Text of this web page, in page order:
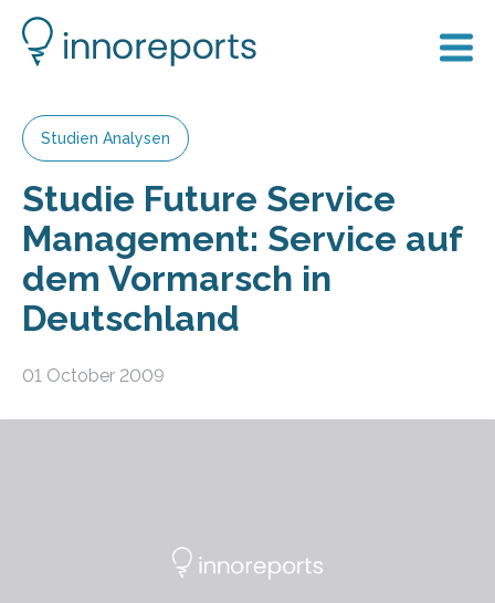
Studien Analysen
Studie Future Service
Management: Service auf
dem Vormarsch in
Deutschland
01 October 2009